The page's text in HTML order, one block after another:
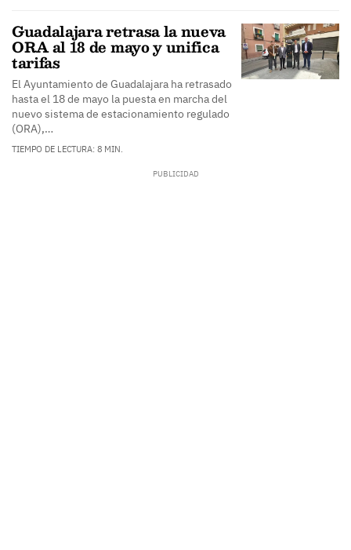
Guadalajara retrasa la nueva
ORA al 18 de mayo y unifica
tarifas
El Ayuntamiento de Guadalajara ha retrasado
hasta el 18 de mayo la puesta en marcha del
nuevo sistema de estacionamiento regulado
(ORA),…
TIEMPO DE LECTURA: 8 MIN.